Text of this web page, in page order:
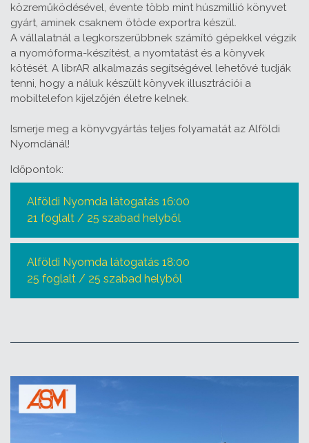
közreműködésével, évente több mint húszmillió könyvet
gyárt, aminek csaknem ötöde exportra készül.
A vállalatnál a legkorszerűbbnek számító gépekkel végzik
a nyomóforma-készítést, a nyomtatást és a könyvek
kötését. A librAR alkalmazás segítségével lehetővé tudják
tenni, hogy a náluk készült könyvek illusztrációi a
mobiltelefon kijelzőjén életre kelnek.
Ismerje meg a könyvgyártás teljes folyamatát az Alföldi
Nyomdánál!
Időpontok:
Alföldi Nyomda látogatás 16:00
21 foglalt / 25 szabad helyből
Alföldi Nyomda látogatás 18:00
25 foglalt / 25 szabad helyből